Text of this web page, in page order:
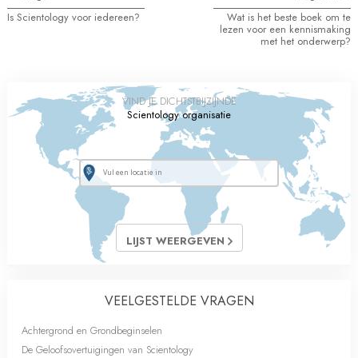
Is Scientology voor iedereen? Wat is het beste boek om te
lezen voor een kennismaking
met het onderwerp?
VIND JE DICHTSTBIJZIJNDE
Scientology organisatie
LIJST WEERGEVEN
VEELGESTELDE VRAGEN
Achtergrond en Grondbeginselen
De Geloofsovertuigingen van Scientology